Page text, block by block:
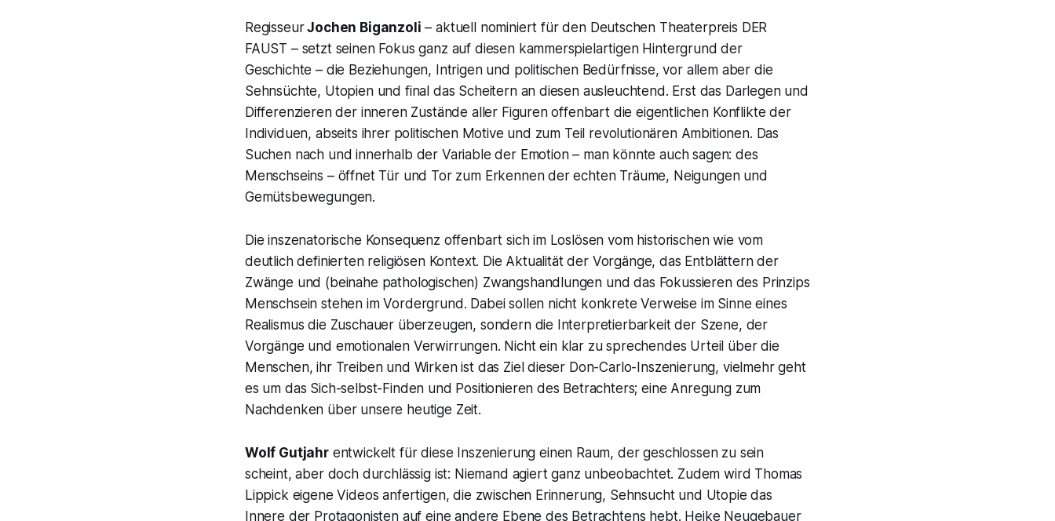
RegisseurJochen Biganzoli – aktuell nominiert für den Deutschen Theaterpreis DER
FAUST – setzt seinen Fokus ganz auf diesen kammerspielartigen Hintergrund der
Geschichte – die Beziehungen, Intrigen und politischen Bedürfnisse, vor allem aber die
Sehnsüchte, Utopien und final das Scheitern an diesen ausleuchtend. Erst das Darlegen und
Differenzieren der inneren Zustände aller Figuren offenbart die eigentlichen Konflikte der
Individuen, abseits ihrer politischen Motive und zum Teil revolutionären Ambitionen. Das
Suchen nach und innerhalb der Variable der Emotion – man könnte auch sagen: des
Menschseins – öffnet Tür und Tor zum Erkennen der echten Träume, Neigungen und
Gemütsbewegungen.
Die inszenatorische Konsequenz offenbart sich im Loslösen vom historischen wie vom
deutlich definierten religiösen Kontext. Die Aktualität der Vorgänge, das Entblättern der
Zwänge und (beinahe pathologischen) Zwangshandlungen und das Fokussieren des Prinzips
Menschsein stehen im Vordergrund. Dabei sollen nicht konkrete Verweise im Sinne eines
Realismus die Zuschauer überzeugen, sondern die Interpretierbarkeit der Szene, der
Vorgänge und emotionalen Verwirrungen. Nicht ein klar zu sprechendes Urteil über die
Menschen, ihr Treiben und Wirken ist das Ziel dieser Don-Carlo-Inszenierung, vielmehr geht
es um das Sich-selbst-Finden und Positionieren des Betrachters; eine Anregung zum
Nachdenken über unsere heutige Zeit.
Wolf Gutjahrentwickelt für diese Inszenierung einen Raum, der geschlossen zu sein
scheint, aber doch durchlässig ist: Niemand agiert ganz unbeobachtet. Zudem wird Thomas
Lippick eigene Videos anfertigen, die zwischen Erinnerung, Sehnsucht und Utopie das
Innere der Protagonisten auf eine andere Ebene des Betrachtens hebt. Heike Neugebauer